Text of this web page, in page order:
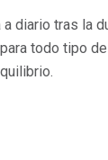
diario tras la
todo tipo